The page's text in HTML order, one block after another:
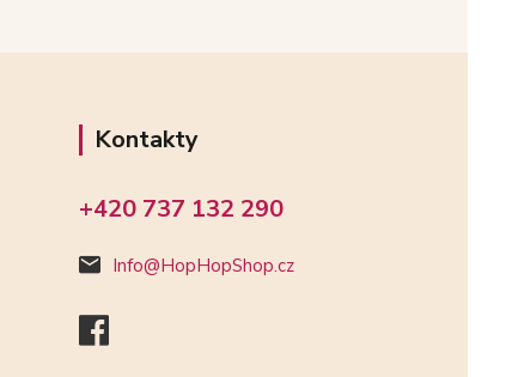
Kontakty
+420 737 132 290
Info@HopHopShop.cz